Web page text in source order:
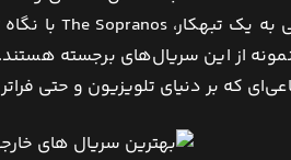
از این سریال‌های برجسته
که بر دنیای تلویزیون و حتی